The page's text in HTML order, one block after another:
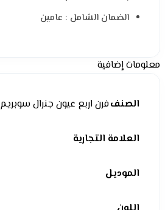
الضمان الشامل : عامين
معلومات إضافية
الصنففرن اربع عيون جنرال سوبريم 55*55 سم – ستيل
العلامة التجارية
الموديل